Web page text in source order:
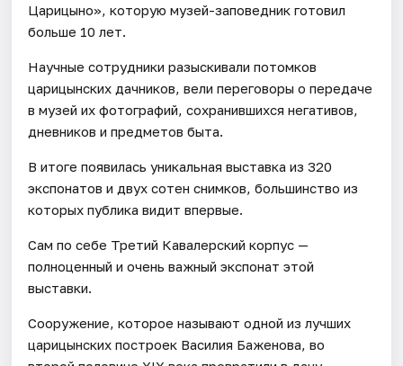
Царицыно», которую музей-заповедник готовил
больше 10 лет.
Научные сотрудники разыскивали потомков
царицынских дачников, вели переговоры о передаче
в музей их фотографий, сохранившихся негативов,
дневников и предметов быта.
В итоге появилась уникальная выставка из 320
экспонатов и двух сотен снимков, большинство из
которых публика видит впервые.
Сам по себе Третий Кавалерский корпус —
полноценный и очень важный экспонат этой
выставки.
Сооружение, которое называют одной из лучших
царицынских построек Василия Баженова, во